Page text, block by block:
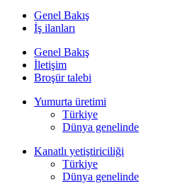
Genel Bakış
İş ilanları
Genel Bakış
İletişim
Broşür talebi
Yumurta üretimi
Türkiye
Dünya genelinde
Kanatlı yetiştiriciliği
Türkiye
Dünya genelinde